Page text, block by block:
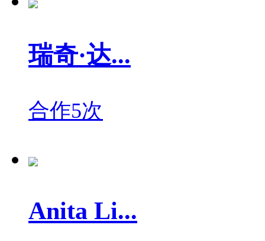
瑞奇·达...
合作5次
Anita Li...